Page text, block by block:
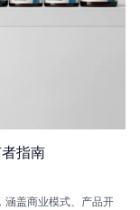
指南
盖商业模式、产品开